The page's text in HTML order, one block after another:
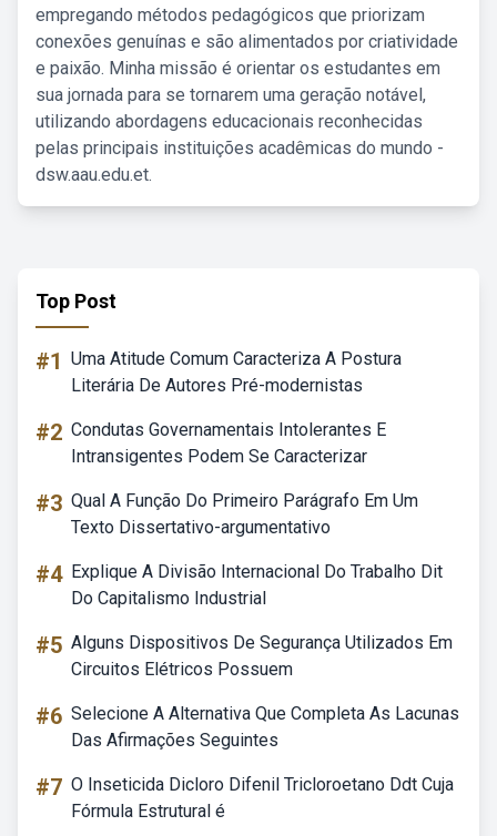
empregando métodos pedagógicos que priorizam
conexões genuínas e são alimentados por criatividade
e paixão. Minha missão é orientar os estudantes em
sua jornada para se tornarem uma geração notável,
utilizando abordagens educacionais reconhecidas
pelas principais instituições acadêmicas do mundo -
dsw.aau.edu.et.
Top Post
#1 Uma Atitude Comum Caracteriza A Postura
Literária De Autores Pré-modernistas
#2 Condutas Governamentais Intolerantes E
Intransigentes Podem Se Caracterizar
#3 Qual A Função Do Primeiro Parágrafo Em Um
Texto Dissertativo-argumentativo
#4 Explique A Divisão Internacional Do Trabalho Dit
Do Capitalismo Industrial
#5 Alguns Dispositivos De Segurança Utilizados Em
Circuitos Elétricos Possuem
#6 Selecione A Alternativa Que Completa As Lacunas
Das Afirmações Seguintes
#7 O Inseticida Dicloro Difenil Tricloroetano Ddt Cuja
Fórmula Estrutural é